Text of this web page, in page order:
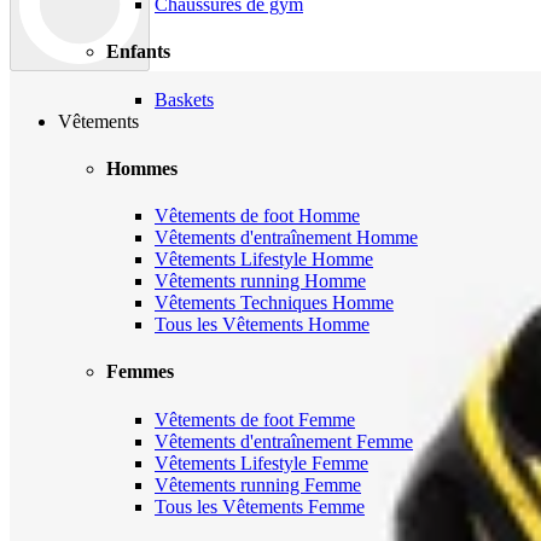
Chaussures de gym
Enfants
Baskets
Vêtements
Hommes
Vêtements de foot Homme
Vêtements d'entraînement Homme
Vêtements Lifestyle Homme
Vêtements running Homme
Vêtements Techniques Homme
Tous les Vêtements Homme
Femmes
Vêtements de foot Femme
Vêtements d'entraînement Femme
Vêtements Lifestyle Femme
Vêtements running Femme
Tous les Vêtements Femme